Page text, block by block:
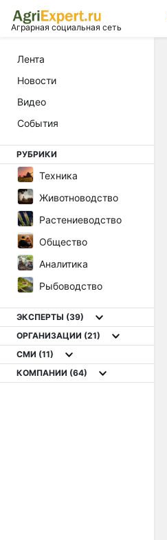
Аграрная социальная сеть
Лента
Новости
Видео
События
РУБРИКИ
Техника
Животноводство
Растениеводство
Общество
Аналитика
Рыбоводство
ЭКСПЕРТЫ (39)
ОРГАНИЗАЦИИ (21)
СМИ (11)
КОМПАНИИ (64)